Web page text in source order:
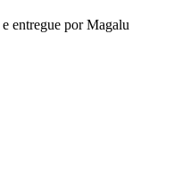
e entregue por Magalu